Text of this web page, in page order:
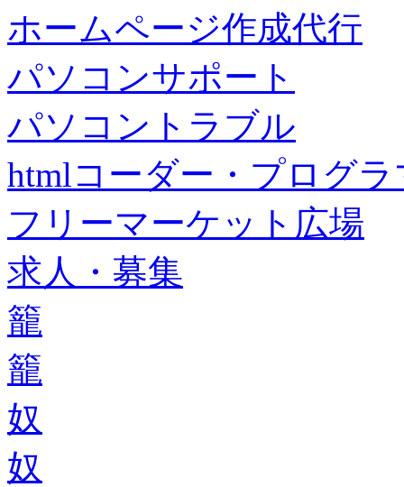
ホームページ作成代行
パソコンサポート
パソコントラブル
htmlコーダー・プログラ
フリーマーケット広場
求人・募集
籠
籠
奴
奴